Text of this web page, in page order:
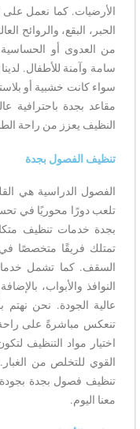
الأرضيات. كما نعمل على
الحبر، البقع، والروائح
من العدوى أو
سامة وآمنة للأطفال.
سواء كانت خشبية أو
مقاعد بجدة باحترافية
النظيف يعزز من راحة
تنظيف الفصول بجدة
الفصول الدراسية هي
تلعب دورًا محوريًا في
بجدة خدمات تنظيف
تمتلك فريقًا متخصصًا
السقف. كما تشمل
النوافذ والأبواب،
عالية الجودة. نحن نهتم
تنعكس مباشرةً على
اختيار مواد التنظيف
القوي للتخلص من
تنظيف فصول بجدة بجودة
معنا اليوم.